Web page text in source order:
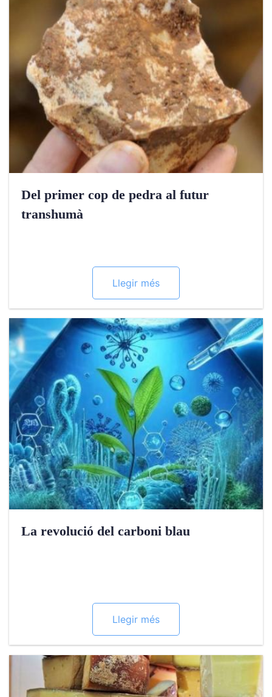
Del primer cop de pedra al futur
transhumà
Llegir més
La revolució del carboni blau
Llegir més